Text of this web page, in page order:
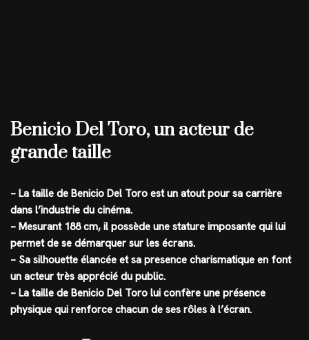
Benicio Del Toro, un acteur de
grande taille
– La taille de Benicio Del Toro est un atout pour sa carrière
dans l’industrie du cinéma.
– Mesurant 188 cm, il possède une stature imposante qui lui
permet de se démarquer sur les écrans.
– Sa silhouette élancée et sa presence charismatique en font
un acteur très apprécié du public.
– La taille de Benicio Del Toro lui confère une présence
physique qui renforce chacun de ses rôles à l’écran.